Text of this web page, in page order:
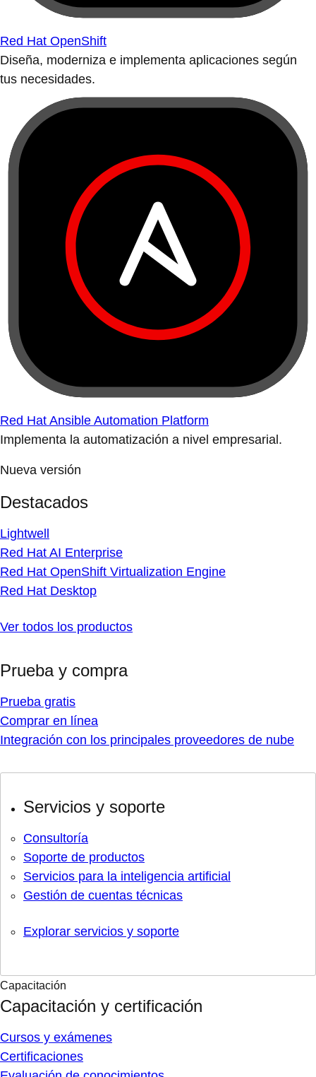
Red Hat OpenShift
Diseña, moderniza e implementa aplicaciones según
tus necesidades.
Red Hat Ansible Automation Platform
Implementa la automatización a nivel empresarial.
Nueva versión
Destacados
Lightwell
Red Hat AI Enterprise
Red Hat OpenShift Virtualization Engine
Red Hat Desktop
Ver todos los productos
Prueba y compra
Prueba gratis
Comprar en línea
Integración con los principales proveedores de nube
Servicios y soporte
Consultoría
Soporte de productos
Servicios para la inteligencia artificial
Gestión de cuentas técnicas
Explorar servicios y soporte
Capacitación
Capacitación y certificación
Cursos y exámenes
Certificaciones